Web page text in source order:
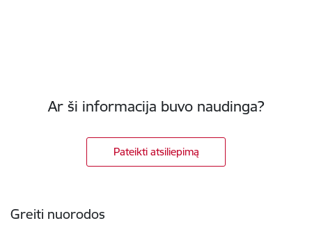
Ar ši informacija buvo naudinga?
Pateikti atsiliepimą
Greiti nuorodos